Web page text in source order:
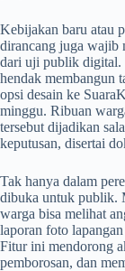
Kebijakan baru atau
dirancang juga wajib
dari uji publik digital.
hendak membangun
opsi desain ke
minggu. Ribuan
tersebut dijadikan
keputusan, disertai
Tak hanya dalam
dibuka untuk publik.
warga bisa melihat
laporan foto
Fitur ini mendorong
pemborosan, dan